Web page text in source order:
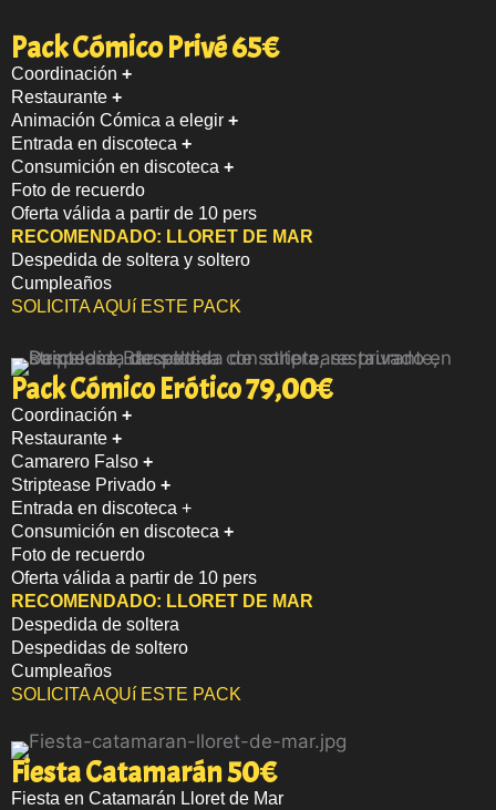
Pack Cómico Privé 65€
Coordinación +
Restaurante +
Animación Cómica a elegir +
Entrada en discoteca +
Consumición en discoteca +
Foto de recuerdo
Oferta válida a partir de 10 pers
RECOMENDADO: LLORET DE MAR
Despedida de soltera y soltero
Cumpleaños
SOLICITA AQUí ESTE PACK
Pack Cómico Erótico 79,00€
Coordinación +
Restaurante +
Camarero Falso +
Striptease Privado +
Entrada en discoteca +
Consumición en discoteca +
Foto de recuerdo
Oferta válida a partir de 10 pers
RECOMENDADO: LLORET DE MAR
Despedida de soltera
Despedidas de soltero
Cumpleaños
SOLICITA AQUí ESTE PACK
Fiesta Catamarán 50€
Fiesta en Catamarán Lloret de Mar